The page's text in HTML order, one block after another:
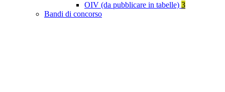
OIV (da pubblicare in tabelle) 3
Bandi di concorso